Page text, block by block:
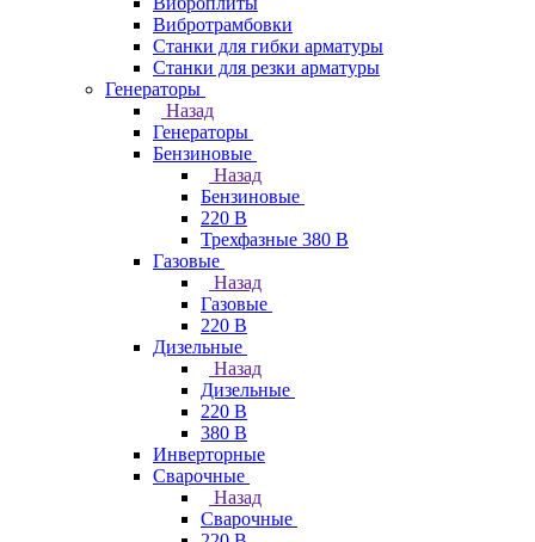
Вибротрамбовки
Станки для гибки арматуры
Станки для резки арматуры
Генераторы
Назад
Генераторы
Бензиновые
Назад
Бензиновые
220 В
Трехфазные 380 В
Газовые
Назад
Газовые
220 В
Дизельные
Назад
Дизельные
220 В
380 В
Инверторные
Сварочные
Назад
Сварочные